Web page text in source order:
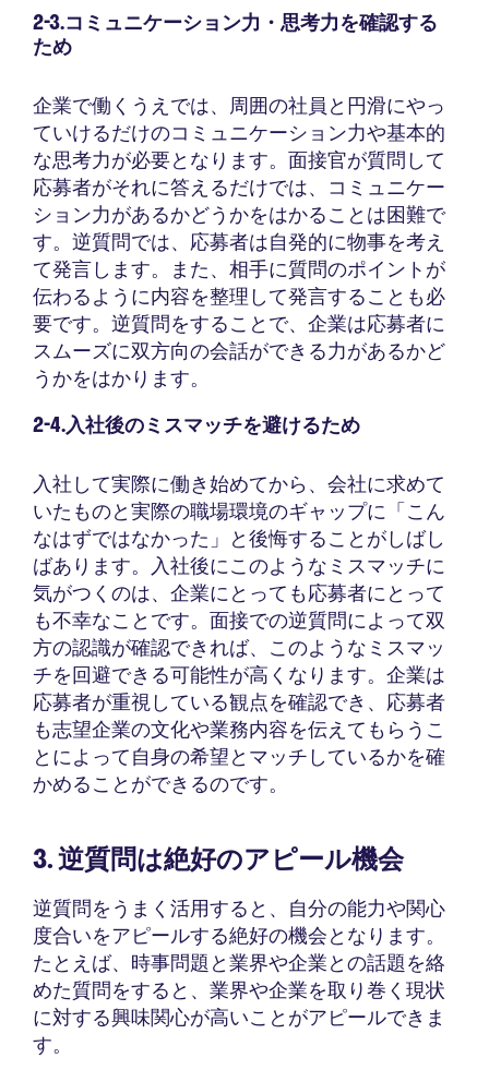
2-3.コミュニケーション力・思考力を確認する
ため
企業で働くうえでは、周囲の社員と円滑にやっ
ていけるだけのコミュニケーション力や基本的
な思考力が必要となります。面接官が質問して
応募者がそれに答えるだけでは、コミュニケー
ション力があるかどうかをはかることは困難で
す。逆質問では、応募者は自発的に物事を考え
て発言します。また、相手に質問のポイントが
伝わるように内容を整理して発言することも必
要です。逆質問をすることで、企業は応募者に
スムーズに双方向の会話ができる力があるかど
うかをはかります。
2-4.入社後のミスマッチを避けるため
入社して実際に働き始めてから、会社に求めて
いたものと実際の職場環境のギャップに「こん
なはずではなかった」と後悔することがしばし
ばあります。入社後にこのようなミスマッチに
気がつくのは、企業にとっても応募者にとって
も不幸なことです。面接での逆質問によって双
方の認識が確認できれば、このようなミスマッ
チを回避できる可能性が高くなります。企業は
応募者が重視している観点を確認でき、応募者
も志望企業の文化や業務内容を伝えてもらうこ
とによって自身の希望とマッチしているかを確
かめることができるのです。
3. 逆質問は絶好のアピール機会
逆質問をうまく活用すると、自分の能力や関心
度合いをアピールする絶好の機会となります。
たとえば、時事問題と業界や企業との話題を絡
めた質問をすると、業界や企業を取り巻く現状
に対する興味関心が高いことがアピールできま
す。